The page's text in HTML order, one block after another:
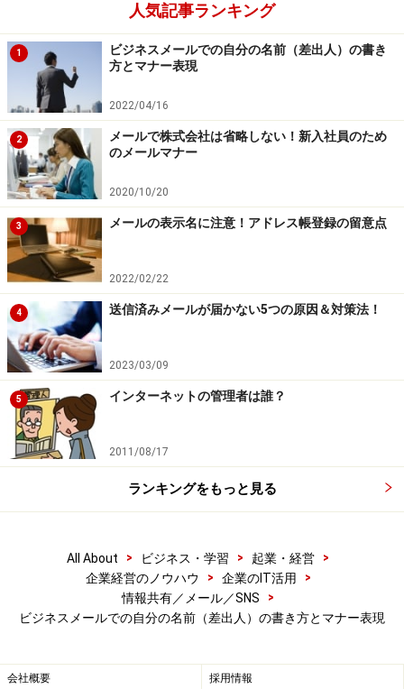
の一部と認識されてしまい、ホームページが見つからな
くなってしまいます。これはメール本文も同じ。メール
文章に相手に見てもらおうと「株式会社
ABC(http://abc.co.jp/)」と書く人がいますが表示されま
せん。
■キャンペーンなどの宣伝も加えよう
署名には部門や会社で取り組んでいるキャンペーンなど
の記載がおすすめです。新人らしく若々しいキャッチフ
レーズをつけるのもよいでしょう。キャンペーンが終了
したらくれぐれも署名の修正を忘れないように。下記
は、私が実際に使っている署名です。
◆Mizutani IT Supprt
―――――――――――――――――――――――
御社のIT導入・活用を支援します！ 水谷IT支援事務
所・所長 水谷 哲也
http://www.mizutani-its.com/
AllAbout「企業のIT活用」
http://allabout.co.jp/gm/gt/447/
ビジネスメールの差出人は「会社＋自分の
人気記事ランキング
1
ビジネスメールでの自分の名前（差出人）の書き
方とマナー表現
2022/04/16
2
メールで株式会社は省略しない！新入社員のため
のメールマナー
2020/10/20
3 メールの表示名に注意！アドレス帳登録の留意点
2022/02/22
4 送信済みメールが届かない5つの原因＆対策法！
2023/03/09
5 インターネットの管理者は誰？
2011/08/17
ランキングをもっと見る
All About > ビジネス・学習 > 起業・経営
>
企業経営のノウハウ
> 企業のIT活用
>
情報共有／メール／SNS
>
ビジネスメールでの自分の名前（差出人）の書き方とマナー表現
会社概要 採用情報